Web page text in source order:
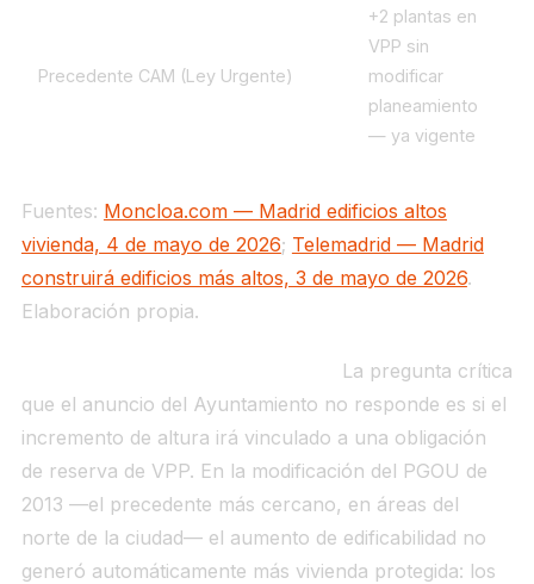
Precedente CAM (Ley Urgente)
+2 plantas en
VPP sin
modificar
planeamiento
— ya vigente
Fuentes: Moncloa.com — Madrid edificios altos
vivienda, 4 de mayo de 2026; Telemadrid — Madrid
construirá edificios más altos, 3 de mayo de 2026.
Elaboración propia.
La pregunta crítica
que el anuncio del Ayuntamiento no responde es si el
incremento de altura irá vinculado a una obligación
de reserva de VPP. En la modificación del PGOU de
2013 —el precedente más cercano, en áreas del
norte de la ciudad— el aumento de edificabilidad no
generó automáticamente más vivienda protegida: los